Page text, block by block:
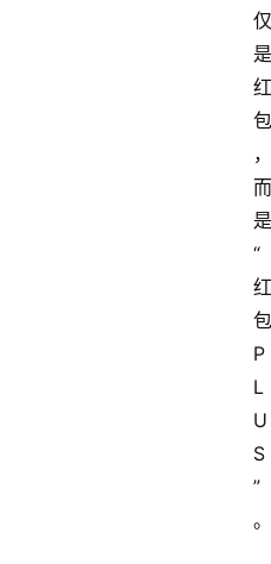
仅
是
红
包
，
而
是
“
红
包
P
L
U
S
”
。